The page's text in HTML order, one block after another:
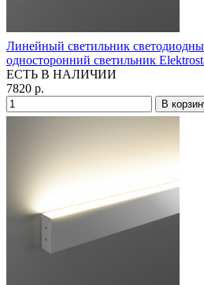
Линейный светильник
односторонний светильник
ЕСТЬ В НАЛИЧИИ
7820 р.
В